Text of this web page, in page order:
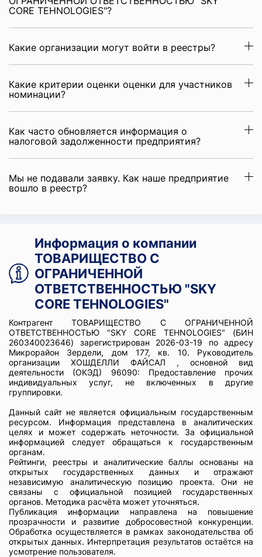
CORE TEHNOLOGIES"?
Какие организации могут войти в реестры?
Какие критерии оценки оценки для участников
номинации?
Как часто обновляется информация о
налоговой задолженности предприятия?
Мы не подавали заявку. Как наше предприятие
вошло в реестр?
Информация о компании
ТОВАРИЩЕСТВО С
ОГРАНИЧЕННОЙ
ОТВЕТСТВЕННОСТЬЮ "SKY
CORE TEHNOLOGIES"
Контрагент ТОВАРИЩЕСТВО С ОГРАНИЧЕННОЙ
ОТВЕТСТВЕННОСТЬЮ "SKY CORE TEHNOLOGIES" (БИН
260340023646) зарегистрирован 2026-03-19 по адресу
Микрорайон Зердели, дом 177, кв. 10. Руководитель
организации ХОШДЕЛЛИ ФАЙСАЛ , основной вид
деятельности (ОКЭД) 96090: Предоставление прочих
индивидуальных услуг, не включенных в другие
группировки.
Данный сайт не является официальным государственным
ресурсом. Информация представлена в аналитических
целях и может содержать неточности. За официальной
информацией следует обращаться к государственным
органам.
Рейтинги, реестры и аналитические баллы основаны на
открытых государственных данных и отражают
независимую аналитическую позицию проекта. Они не
связаны с официальной позицией государственных
органов. Методика расчёта может уточняться.
Публикация информации направлена на повышение
прозрачности и развитие добросовестной конкуренции.
Обработка осуществляется в рамках законодательства об
открытых данных. Интерпретация результатов остаётся на
усмотрение пользователя.